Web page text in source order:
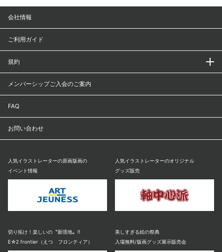
人気イラストレーターの原画版画の
イベント情報
人気イラストレーターのオリジナル
グッズ販売
切り拓け！楽しいの〝新境地〟!!
E☆2 frontier（えつ フロンティア）
美しすぎる絵の祭典
入場無料/版画グッズ展示販売会
会社情報
ご利用ガイド
規約
メンバーシップご入会のご案内
FAQ
お問い合わせ